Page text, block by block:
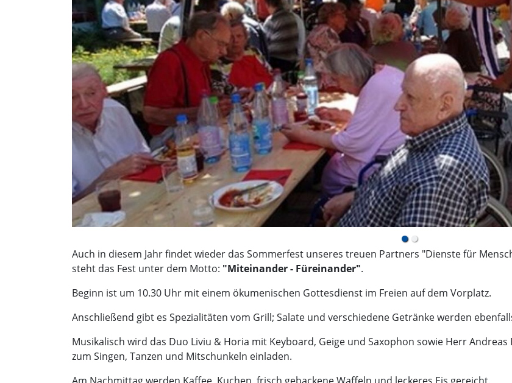
Auch in diesem Jahr findet wieder das Sommerfest unseres treuen Partners "Dienste für
steht das Fest unter dem Motto: "Miteinander - Füreinander".
Beginn ist um 10.30 Uhr mit einem ökumenischen Gottesdienst im Freien auf dem Vorplatz.
Anschließend gibt es Spezialitäten vom Grill; Salate und verschiedene Getränke werden
Musikalisch wird das Duo Liviu & Horia mit Keyboard, Geige und Saxophon sowie Herr
zum Singen, Tanzen und Mitschunkeln einladen.